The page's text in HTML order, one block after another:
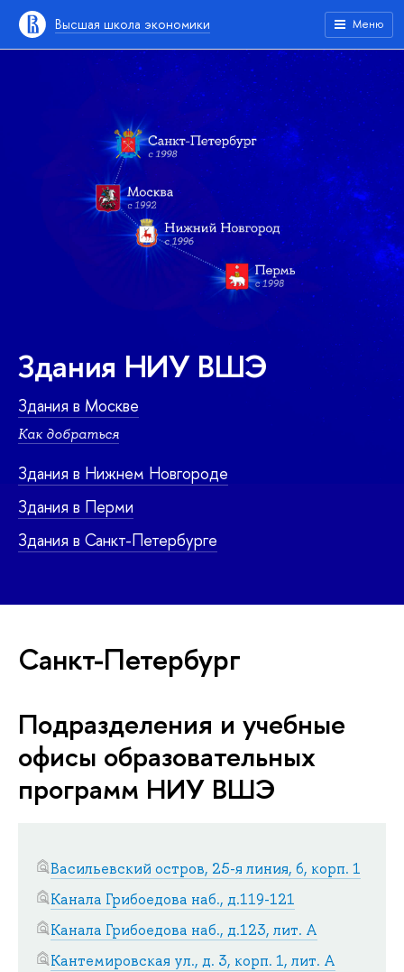
Высшая школа экономики Меню
Здания НИУ ВШЭ
Здания в Москве
Как добраться
Здания в Нижнем Новгороде
Здания в Перми
Здания в Санкт-Петербурге
Санкт-Петербург
Подразделения и учебные
офисы образовательных
программ НИУ ВШЭ
Васильевский остров, 25-я линия, 6, корп. 1
Канала Грибоедова наб., д.119-121
Канала Грибоедова наб., д.123, лит. А
Кантемировская ул., д. 3, корп. 1, лит. А